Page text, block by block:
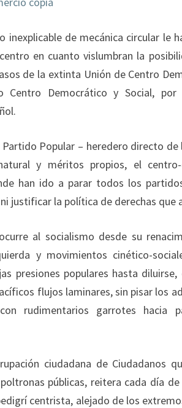
inexplicable de mecánica circular le
en cuanto vislumbran la
de la extinta Unión de Centro
Centro Democrático y Social,
Popular – heredero directo
y méritos propios, el
han ido a parar todos los
justificar la política de derechas que
al socialismo desde su
y movimientos cinético-
presiones populares hasta
flujos laminares, sin pisar los
rudimentarios garrotes hacia
ciudadana de Ciudadanos
públicas, reitera cada día
centrista, alejado de los